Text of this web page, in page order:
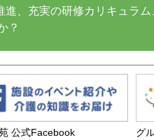
、充実の研修カリキュラ
？
公式Facebook グ